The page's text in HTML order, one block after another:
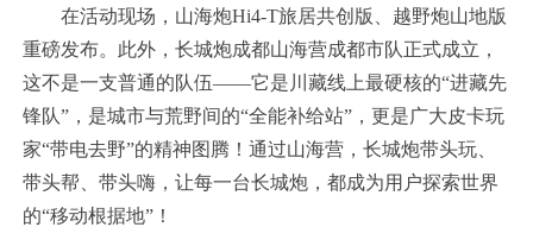
在活动现场，山海炮Hi4-T旅居共创版、越野炮山地版
重磅发布。此外，长城炮成都山海营成都市队正式成立，
这不是一支普通的队伍——它是川藏线上最硬核的“进藏先
锋队”，是城市与荒野间的“全能补给站”，更是广大皮卡玩
家“带电去野”的精神图腾！通过山海营，长城炮带头玩、
带头帮、带头嗨，让每一台长城炮，都成为用户探索世界
的“移动根据地”！